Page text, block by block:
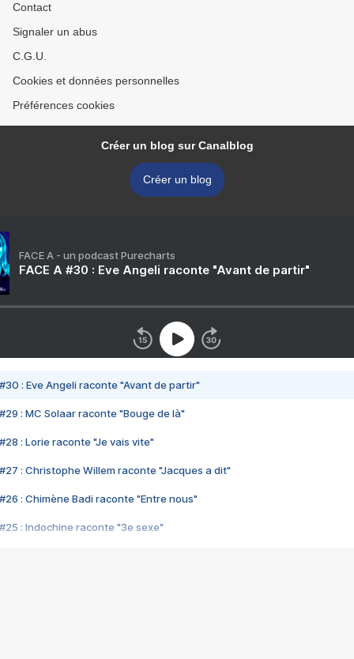
Contact
Signaler un abus
C.G.U.
Cookies et données personnelles
Préférences cookies
Créer un blog sur Canalblog
Créer un blog
FACE A - un podcast Purecharts
FACE A #30 : Eve Angeli raconte "Avant de partir"
#30 : Eve Angeli raconte "Avant de partir"
#29 : MC Solaar raconte "Bouge de là"
#28 : Lorie raconte "Je vais vite"
#27 : Christophe Willem raconte "Jacques a dit"
#26 : Chimène Badi raconte "Entre nous"
#25 : Indochine raconte "3e sexe"